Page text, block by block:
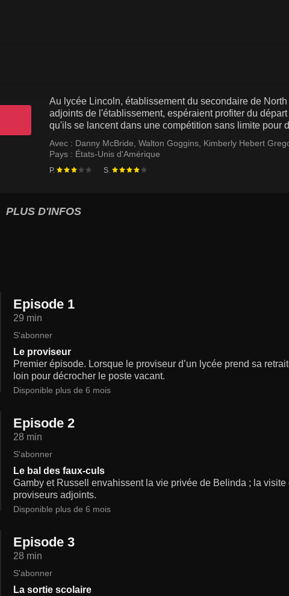
Au lycée Lincoln, établissement du secondaire de
adjoints de l'établissement, espéraient profiter du
qu'ils se lancent dans une compétition sans limite pour
rivale commune.
Avec : Danny McBride Walton Goggins Kimberly Hebert
Pays : États-Unis d'Amérique
P. S.
PLUS D'INFOS
Episode 1
29 min
S'abonner
Le proviseur
Premier épisode. Lorsque le proviseur d’un lycée prend sa
loin pour décrocher le poste vacant.
Disponible plus de 6 mois
Episode 2
28 min
S'abonner
Le bal des faux-culs
Gamby et Russell envahissent la vie privée de Belinda ; la visite
proviseurs adjoints.
Disponible plus de 6 mois
Episode 3
28 min
S'abonner
La sortie scolaire